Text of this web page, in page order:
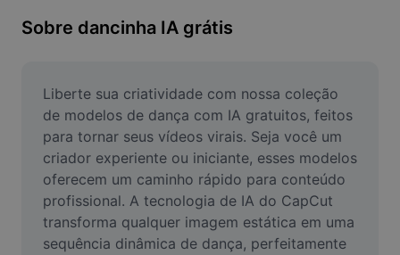
Melhorar Imagem
Redimensionar Imagem
Editar Imagem Online
Criador de Memes
AI Text Remover
Sobre dancinha IA grátis
Liberte sua criatividade com nossa coleção
de modelos de dança com IA gratuitos, feitos
para tornar seus vídeos virais. Seja você um
criador experiente ou iniciante, esses modelos
oferecem um caminho rápido para conteúdo
profissional. A tecnologia de IA do CapCut
transforma qualquer imagem estática em uma
sequência dinâmica de dança, perfeitamente